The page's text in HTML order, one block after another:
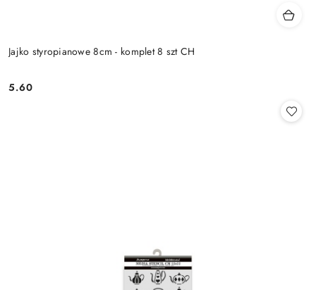
Jajko styropianowe 8cm - komplet 8 szt CH
Cena:
5.60